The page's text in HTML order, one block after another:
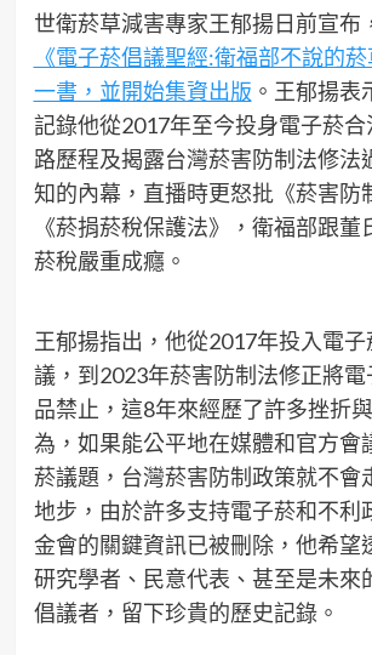
世衛菸草減害專家王郁揚日前宣布
《電子菸倡議聖經:衛福部不說的菸
一書，並開始集資出版 。王郁揚表
記錄他從2017年至今投身電子菸
路歷程及揭露台灣菸害防制法修法
知的內幕，直播時更怒批《菸害防
《菸捐菸稅保護法》，衛福部跟董
菸稅嚴重成癮。
王郁揚指出，他從2017年投入電
議，到2023年菸害防制法修正將
品禁止，這8年來經歷了許多挫折
為，如果能公平地在媒體和官方會
菸議題，台灣菸害防制政策就不會
地步，由於許多支持電子菸和不利
金會的關鍵資訊已被刪除，他希望
研究學者、民意代表、甚至是未來
倡議者，留下珍貴的歷史記錄。